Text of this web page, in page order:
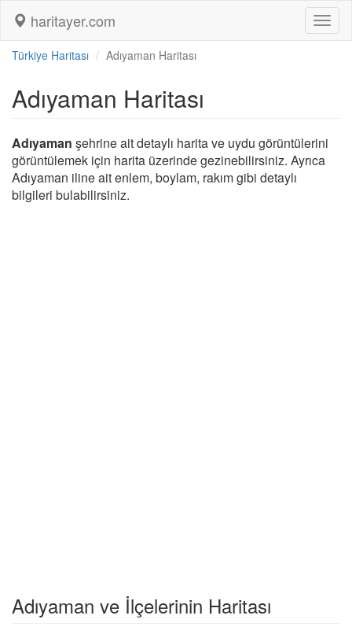
haritayer.com
Türkiye Haritası Adıyaman Haritası
Adıyaman Haritası
Adıyaman şehrine ait detaylı harita ve uydu görüntülerini
görüntülemek için harita üzerinde gezinebilirsiniz. Ayrıca
Adıyaman iline ait enlem, boylam, rakım gibi detaylı
bilgileri bulabilirsiniz.
Adıyaman ve İlçelerinin Haritası